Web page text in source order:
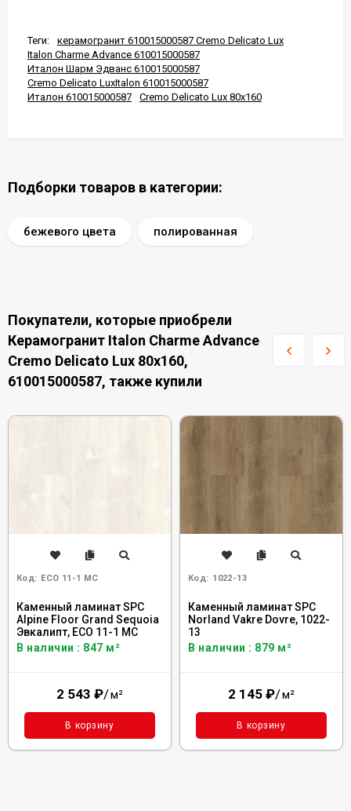
Теги:
керамогранит 610015000587 Cremo Delicato Lux
Italon Charme Advance 610015000587
Италон Шарм Эдванс 610015000587
Cremo Delicato LuxItalon 610015000587
Италон 610015000587
Cremo Delicato Lux 80x160
Подборки товаров в категории:
бежевого цвета полированная
Покупатели, которые приобрели
Керамогранит Italon Charme Advance
Cremo Delicato Lux 80x160,
610015000587, также купили
Код: ECO 11-1 MC
Каменный ламинат SPC
Alpine Floor Grand Sequoia
Эвкалипт, ECO 11-1 MC
В наличии : 847 м²
2 543 ₽/м²
В корзину
Код: 1022-13
Каменный ламинат SPC
Norland Vakre Dovre, 1022-
13
В наличии : 879 м²
2 145 ₽/м²
В корзину